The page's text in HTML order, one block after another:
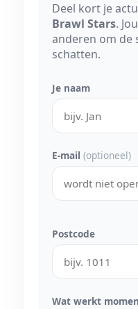
Deel kort je
Brawl Stars.
anderen om de
schatten.
Je naam
E-mail (optioneel)
Postcode
Wat werkt